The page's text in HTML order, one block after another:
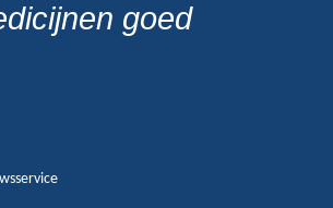
goed